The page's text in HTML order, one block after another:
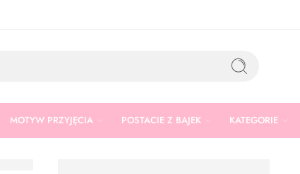
MOTYW PRZYJĘCIA POSTACIE Z BAJEK KATEGORIE